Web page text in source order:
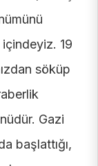
içindeyiz. 19
söküp
Gazi
başlattığı,